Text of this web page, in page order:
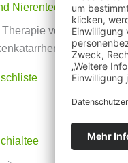
Nierentee
von Blasen- und